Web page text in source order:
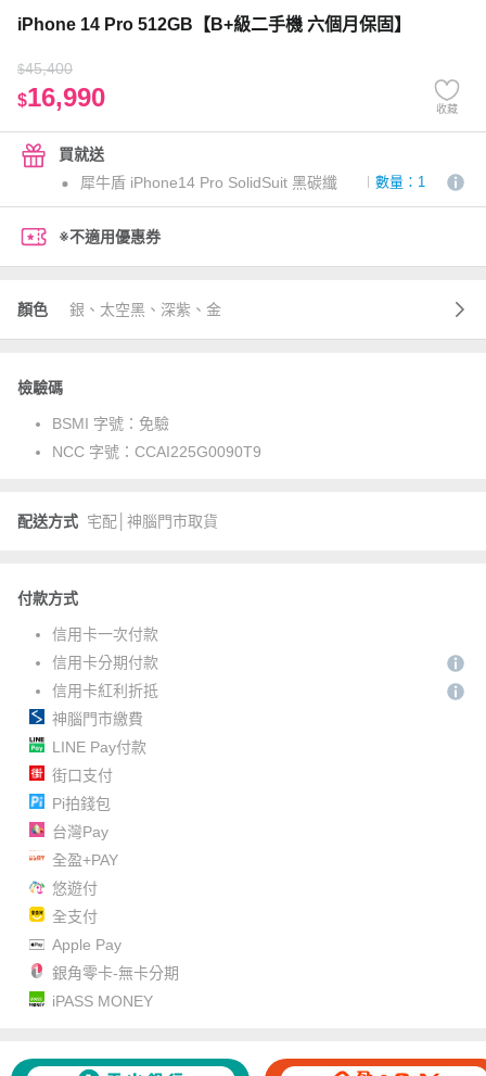
iPhone 14 Pro 512GB【B+級二手機 六個月保固】
$45,400
$16,990 收藏
買就送
犀牛盾 iPhone14 Pro SolidSuit 黑碳纖
數量：1
※不適用優惠券
顏色 銀、太空黑、深紫、金
檢驗碼
BSMI 字號： 免驗
NCC 字號： CCAI225G0090T9
配送方式 宅配│神腦門市取貨
付款方式
信用卡一次付款
信用卡分期付款
信用卡紅利折抵
神腦門市繳費
LINE Pay付款
街口支付
Pi拍錢包
台灣Pay
全盈+PAY
悠遊付
全支付
Apple Pay
銀角零卡-無卡分期
iPASS MONEY